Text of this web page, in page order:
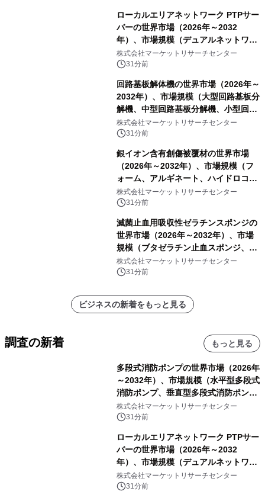
ローカルエリアネットワーク PTPサー
バーの世界市場（2026年～2032
年）、市場規模（デュアルネットワー
クポート、4ポート、その他）・分析
レポートを発表
株式会社マーケットリサーチセンター
31分前
回路基板解体機の世界市場（2026年～
2032年）、市場規模（大型回路基板分
解機、中型回路基板分解機、小型回路
基板分解機）・分析レポートを発表
株式会社マーケットリサーチセンター
31分前
銀イオン含有創傷被覆材の世界市場
（2026年～2032年）、市場規模（フ
ォーム、アルギネート、ハイドロコロ
イド、その他）・分析レポートを発表
株式会社マーケットリサーチセンター
31分前
滅菌止血用吸収性ゼラチンスポンジの
世界市場（2026年～2032年）、市場
規模（ブタゼラチン止血スポンジ、牛
ゼラチン止血スポンジ、その他）・分
析レポートを発表
株式会社マーケットリサーチセンター
31分前
ビジネスの新着をもっと見る
調査の新着 もっと見る
多段式消防ポンプの世界市場（2026年
～2032年）、市場規模（水平型多段式
消防ポンプ、垂直型多段式消防ポン
プ）・分析レポートを発表
株式会社マーケットリサーチセンター
31分前
ローカルエリアネットワーク PTPサー
バーの世界市場（2026年～2032
年）、市場規模（デュアルネットワー
クポート、4ポート、その他）・分析
レポートを発表
株式会社マーケットリサーチセンター
31分前